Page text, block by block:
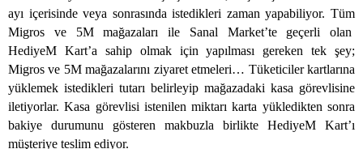
ayı içerisinde veya sonrasında istedikleri zaman yapabiliyor. Tüm
Migros ve 5M mağazaları ile Sanal Market’te geçerli olan
HediyeM Kart’a sahip olmak için yapılması gereken tek şey;
Migros ve 5M mağazalarını ziyaret etmeleri… Tüketiciler kartlarına
yüklemek istedikleri tutarı belirleyip mağazadaki kasa görevlisine
iletiyorlar. Kasa görevlisi istenilen miktarı karta yükledikten sonra
bakiye durumunu gösteren makbuzla birlikte HediyeM Kart’ı
müşteriye teslim ediyor.